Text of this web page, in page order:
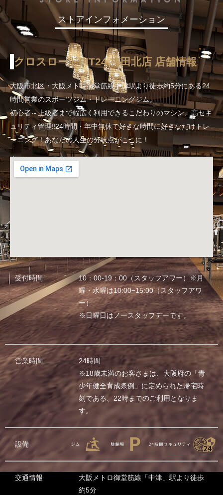
ストアインフォメーション
クロスロードFIT24 梅田北店 店舗情報
大阪市北区・大阪メトロ御堂筋線中津駅より徒歩約5分にある24
時間営業のスポーツジム・トレーニングジム。
初心者～上級者まで幅広く利用できるこだわりのマシン、高セキ
ュリティ管理‼24時間・年中無休で好きな時間に好きなだけトレ
ーニング！あなたの人生の分岐点がここに！
受付時間
10：00-19：00（スタッフアワー）※月
曜・水曜は10:00−15:00（スタッフアワ
ー）
※日曜日はノースタッフデーです。
営業時間
24時間
※18歳未満のお客さまは、大阪府の「青
少年健全育成条例」に定められた帰宅時
刻である、22時までのご利用となりま
す。
設備
交通情報
大阪メトロ御堂筋線「中津」駅より徒歩
約5分